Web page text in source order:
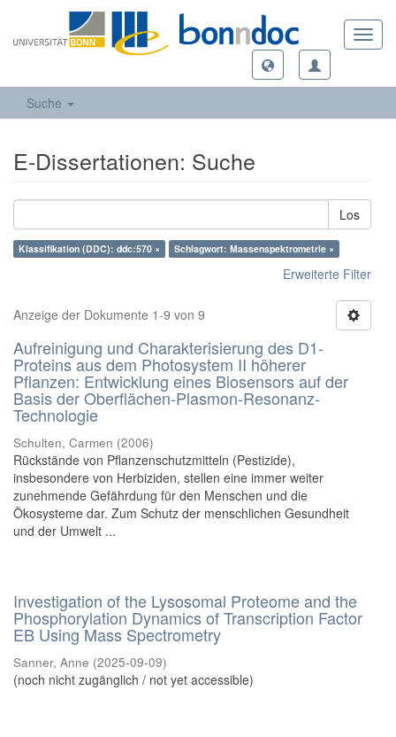
Suche
E-Dissertationen: Suche
Los
Klassifikation (DDC): ddc:570 × Schlagwort: Massenspektrometrie ×
Erweiterte Filter
Anzeige der Dokumente 1-9 von 9
Aufreinigung und Charakterisierung des D1-
Proteins aus dem Photosystem II höherer
Pflanzen: Entwicklung eines Biosensors auf der
Basis der Oberflächen-Plasmon-Resonanz-
Technologie
Schulten, Carmen (2006)
Rückstände von Pflanzenschutzmitteln (Pestizide),
insbesondere von Herbiziden, stellen eine immer weiter
zunehmende Gefährdung für den Menschen und die
Ökosysteme dar. Zum Schutz der menschlichen Gesundheit
und der Umwelt ...
Investigation of the Lysosomal Proteome and the
Phosphorylation Dynamics of Transcription Factor
EB Using Mass Spectrometry
Sanner, Anne (2025-09-09)
(noch nicht zugänglich / not yet accessible)